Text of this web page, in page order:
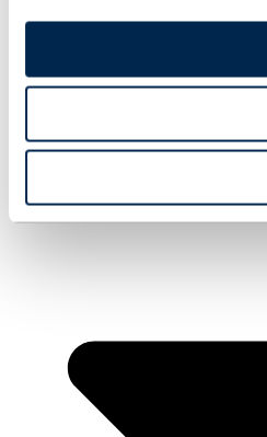
Fairemballage